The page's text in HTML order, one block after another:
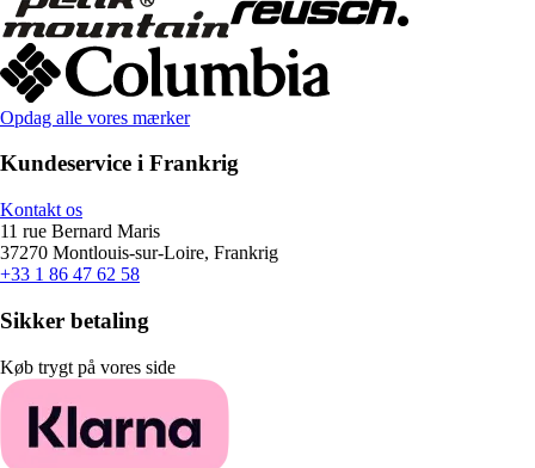
Opdag alle vores mærker
Kundeservice i Frankrig
Kontakt os
11 rue Bernard Maris
37270 Montlouis-sur-Loire, Frankrig
+33 1 86 47 62 58
Sikker betaling
Køb trygt på vores side